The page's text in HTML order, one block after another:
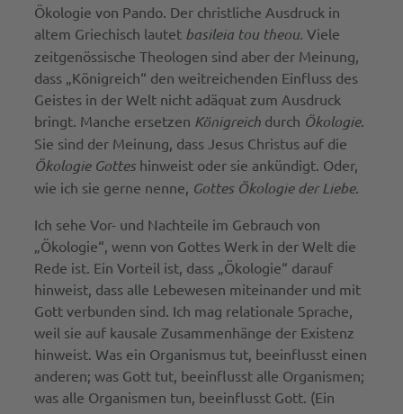
Ökologie von Pando. Der christliche Ausdruck in
altem Griechisch lautet basileia tou theou. Viele
zeitgenössische Theologen sind aber der Meinung,
dass „Königreich“ den weitreichenden Einfluss des
Geistes in der Welt nicht adäquat zum Ausdruck
bringt. Manche ersetzen Königreichdurch Ökologie.
Sie sind der Meinung, dass Jesus Christus auf die
Ökologie Gotteshinweist oder sie ankündigt. Oder,
wie ich sie gerne nenne, Gottes Ökologie der Liebe.
Ich sehe Vor- und Nachteile im Gebrauch von
„Ökologie“, wenn von Gottes Werk in der Welt die
Rede ist. Ein Vorteil ist, dass „Ökologie“ darauf
hinweist, dass alle Lebewesen miteinander und mit
Gott verbunden sind. Ich mag relationale Sprache,
weil sie auf kausale Zusammenhänge der Existenz
hinweist. Was ein Organismus tut, beeinflusst einen
anderen; was Gott tut, beeinflusst alle Organismen;
was alle Organismen tun, beeinflusst Gott. (Ein